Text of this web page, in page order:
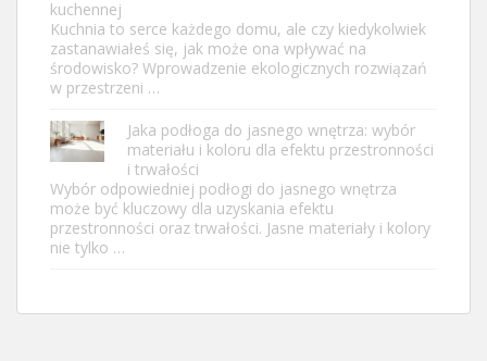
kuchennej
Kuchnia to serce każdego domu, ale czy kiedykolwiek
zastanawiałeś się, jak może ona wpływać na
środowisko? Wprowadzenie ekologicznych rozwiązań
w przestrzeni …
Jaka podłoga do jasnego wnętrza: wybór
materiału i koloru dla efektu przestronności
i trwałości
Wybór odpowiedniej podłogi do jasnego wnętrza
może być kluczowy dla uzyskania efektu
przestronności oraz trwałości. Jasne materiały i kolory
nie tylko …